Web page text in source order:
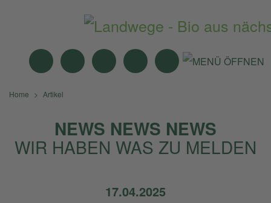
MITTAGSTISCH
ANGEBOTEBIO-MÄRKTE
NEWS SUCHE
Home Artikel
NEWS NEWS NEWS
WIR HABEN WAS ZU MELDEN
17.04.2025